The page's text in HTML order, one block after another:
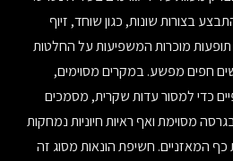
בצורות שונות, כגון שוחד, זיוף
תופעות מוכרות המשפיעות על החלטות
חפים מפשע. במקרים מסוימים,
כדי למסור עדות שקרית, מסמכים
מסוימת ואף ראיות חיוניות נמחקות
המאזניים. חשיפת הונאות מסוג זה